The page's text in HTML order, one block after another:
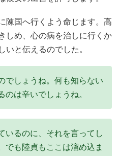
陳国へ行くよう命じます。高
しめ、心の病を治しに行くか
いと伝えるのでした。
でしょうね。何も知らない
のは辛いでしょうね。
いるのに、それを言ってし
でも陸貞もここは溜め込ま